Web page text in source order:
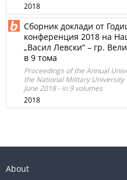
2018
Сборник доклади от
конференция 2018 на
„Васил Левски“ – гр.
в 9 тома
Proceedings of the Annual
the National Military University
June 2018 - in 9 volumes
2018
About